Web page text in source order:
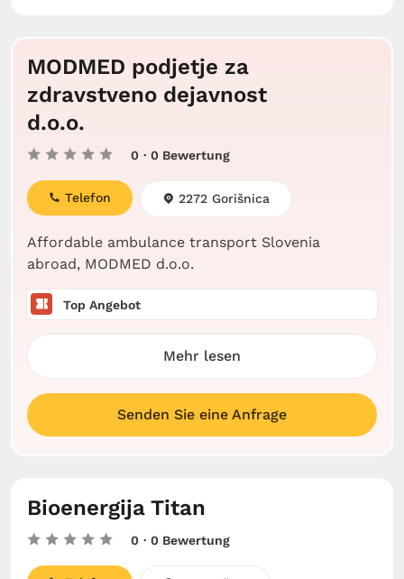
MODMED podjetje za
zdravstveno dejavnost
d.o.o.
0 · 0 Bewertung
Affordable ambulance transport Slovenia
abroad, MODMED d.o.o.
Telefon 2272 Gorišnica
Top Angebot
Mehr lesen
Senden Sie eine Anfrage
Bioenergija Titan
0 · 0 Bewertung